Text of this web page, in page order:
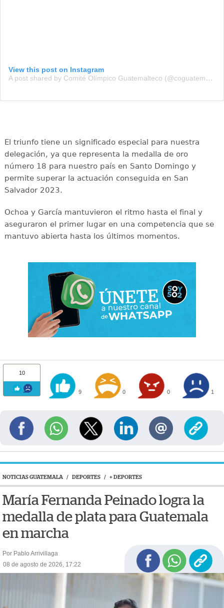
View this post on Instagram
A post shared by Comité Olímpico Guatemalteco (@coguatemalteco)
El triunfo tiene un significado especial para nuestra
delegación, ya que representa la medalla de oro
número 18 para nuestro país en Santo Domingo y
permite superar la actuación conseguida en San
Salvador 2023.
Ochoa y García mantuvieron el ritmo hasta el final y
aseguraron el primer lugar en una competencia que se
mantuvo abierta hasta los últimos momentos.
10
9 0 0 1
NOTICIAS GUATEMALA / DEPORTES / + DEPORTES
María Fernanda Peinado logra la
medalla de plata para Guatemala
en marcha
Por Pablo Arrivillaga
08 de agosto de 2026, 17:22